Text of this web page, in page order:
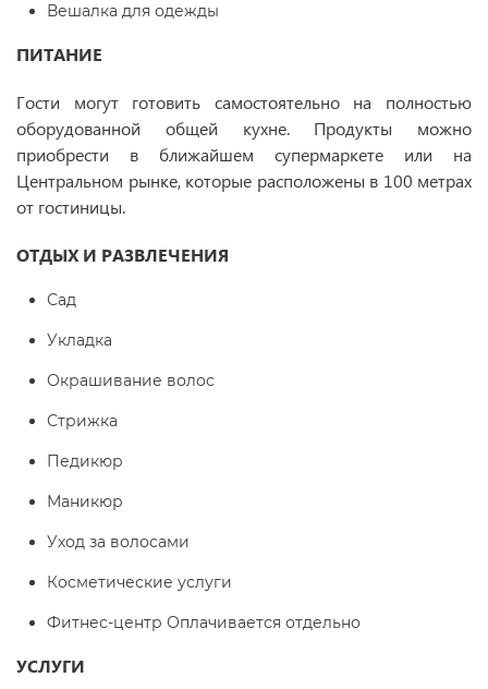
Вешалка для одежды
ПИТАНИЕ
Гости могут готовить самостоятельно на полностью
оборудованной общей кухне. Продукты можно
приобрести в ближайшем супермаркете или на
Центральном рынке, которые расположены в 100 метрах
от гостиницы.
ОТДЫХ И РАЗВЛЕЧЕНИЯ
Сад
Укладка
Окрашивание волос
Стрижка
Педикюр
Маникюр
Уход за волосами
Косметические услуги
Фитнес-центр Оплачивается отдельно
УСЛУГИ